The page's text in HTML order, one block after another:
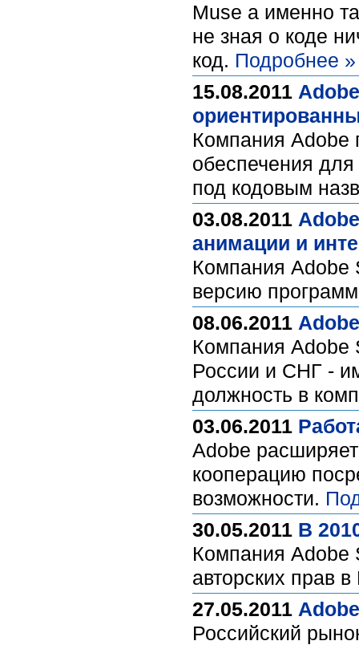
Muse а именно
не зная о коде
код. Подробнее »
15.08.2011
Компания Adobe
обеспечения для
под кодовым
03.08.2011
анимации и
Компания Adobe
версию
08.06.2011
Компания Adobe
России и СНГ -
должность в
03.06.2011
Adobe
кооперацию
возможности.
30.05.2011 В
Компания Adobe
авторских прав
27.05.2011
Российский